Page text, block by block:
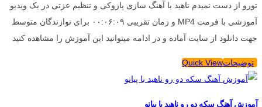
تورو از دست نمیدم ناهید با آهنگ سازی پازوکی و تنظیم عزتی در یک ویدیو
آموزشی با فرمت MP4 و زمان تقریبی ۰۰:۰۶:۰۹ برای نوازندگان متوسط
جهت دانلود از سایت آماده و در ادامه میتوانید این آموزش را مشاهده کنید
توضیحاتQuick View
آموزش آهنگ سکه دو رو ناهید با پیانو